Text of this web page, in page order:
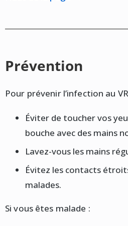
Prévention
Pour prévenir l’infection au
Éviter de toucher vos
bouche avec des mains
Lavez-vous les mains
Évitez les contacts
malades.
Si vous êtes malade :